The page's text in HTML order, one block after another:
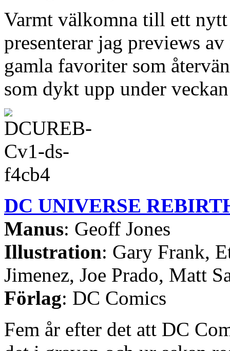
Varmt välkomna till ett
presenterar jag previews
gamla favoriter som
som dykt upp under
DC UNIVERSE
Manus: Geoff Jones
Illustration: Gary Frank,
Jimenez, Joe Prado, Matt
Förlag: DC Comics
Fem år efter det att DC